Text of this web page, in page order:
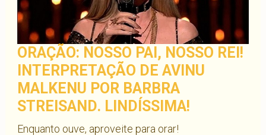
ORAÇÃO: NOSSO PAI, NOSSO REI!
INTERPRETAÇÃO DE AVINU
MALKENU POR BARBRA
STREISAND. LINDÍSSIMA!
Enquanto ouve, aproveite para orar!